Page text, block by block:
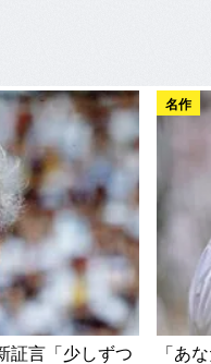
証言「少しずつ
名作
「あ